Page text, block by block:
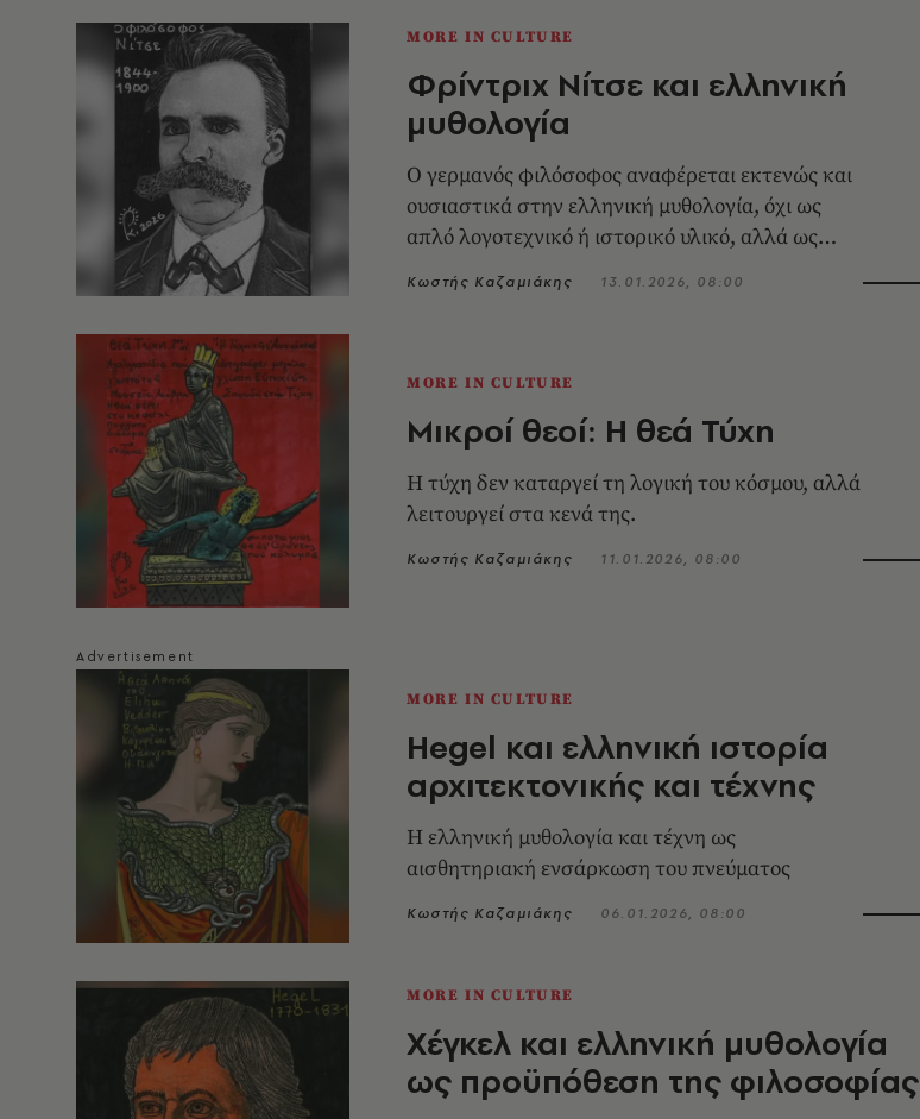
MORE IN CULTURE
Φρίντριχ Νίτσε και ελληνική
μυθολογία
Ο γερμανός φιλόσοφος αναφέρεται εκτενώς και
ουσιαστικά στην ελληνική μυθολογία, όχι ως
απλό λογοτεχνικό ή ιστορικό υλικό, αλλά ως
πολιτισμού
Κωστής Καζαμιάκης 13.01.2026, 08:00
MORE IN CULTURE
Μικροί θεοί: Η θεά Τύχη
Η τύχη δεν καταργεί τη λογική του κόσμου, αλλά
λειτουργεί στα κενά της.
Κωστής Καζαμιάκης 11.01.2026, 08:00
MORE IN CULTURE
Hegel και ελληνική ιστορία
αρχιτεκτονικής και τέχνης
Η ελληνική μυθολογία και τέχνη ως
αισθητηριακή ενσάρκωση του πνεύματος
Κωστής Καζαμιάκης 06.01.2026, 08:00
MORE IN CULTURE
Χέγκελ και ελληνική μυθολογία
ως προϋπόθεση της φιλοσοφίας